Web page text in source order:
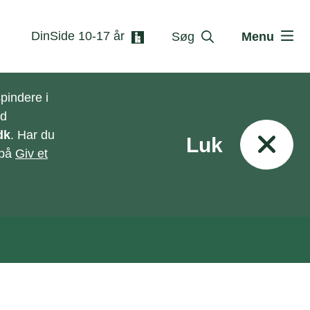
DinSide 10-17 år Søg Menu
i
. Har du
Giv et Luk